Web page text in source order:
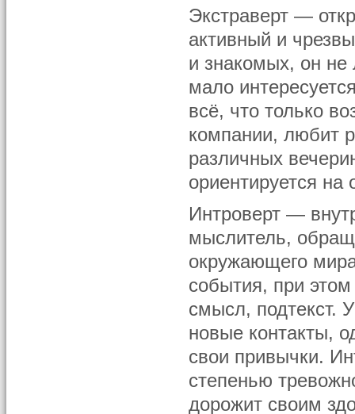
Экстраверт —
активный и
и знакомых, он не
мало
всё, что только
компании, любит
различных
ориентируется на
Интроверт —
мыслитель,
окружающего
события, при этом
смысл, подтекст.
новые контакты,
свои привычки.
степенью
дорожит своим